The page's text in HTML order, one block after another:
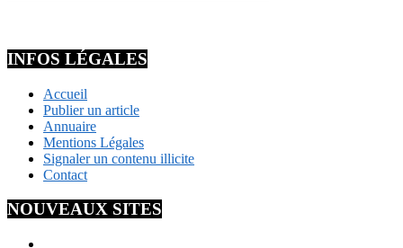
INFOS LÉGALES
Accueil
Publier un article
Annuaire
Mentions Légales
Signaler un contenu illicite
Contact
NOUVEAUX SITES